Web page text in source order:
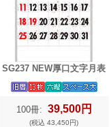
SG237 NEW厚口文字月表
100冊: 39,500円
(税込 43,450円)